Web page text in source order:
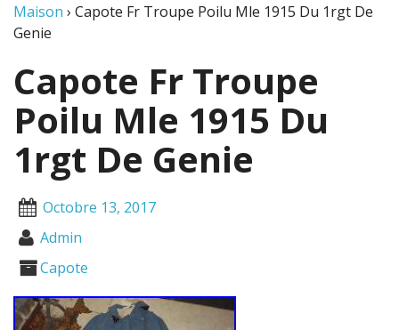
Maison › Capote Fr Troupe Poilu Mle 1915 Du 1rgt De
Genie
Capote Fr Troupe
Poilu Mle 1915 Du
1rgt De Genie
Octobre 13, 2017
Admin
Capote